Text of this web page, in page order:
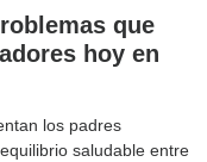
que
hoy en
los padres
saludable entre